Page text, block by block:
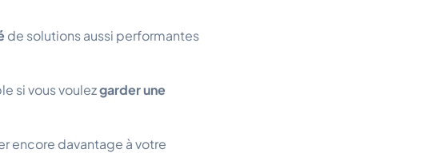
de solutions aussi performantes
si vous voulezgarder une
encore davantage à votre